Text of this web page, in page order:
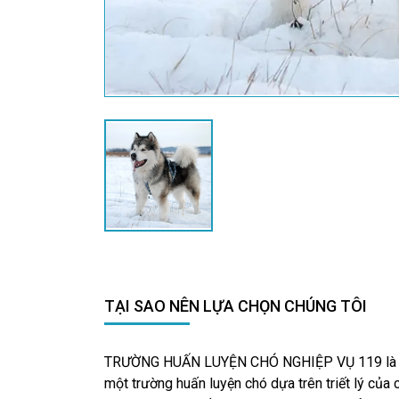
TẠI SAO NÊN LỰA CHỌN CHÚNG TÔI
TRƯỜNG HUẤN LUYỆN CHÓ NGHIỆP VỤ 119 là
một trường huấn luyện chó dựa trên triết lý của